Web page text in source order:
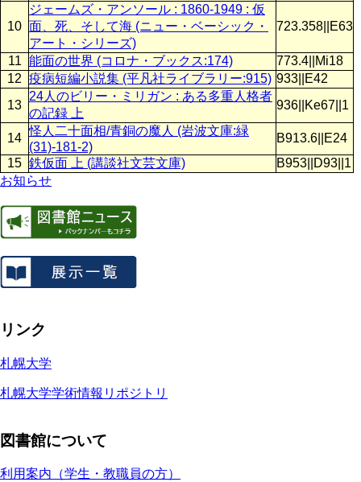
10
ジェームズ・アンソール : 1860-1949 : 仮
面、死、そして海 (ニュー・ベーシック・
アート・シリーズ)
723.358||E63
11 能面の世界 (コロナ・ブックス:174)
773.4||Mi18
12 疫病短編小説集 (平凡社ライブラリー:915) 933||E42
13
24人のビリー・ミリガン : ある多重人格者
の記録 上
936||Ke67||1
14
怪人二十面相/青銅の魔人 (岩波文庫:緑
(31)-181-2)
B913.6||E24
15 鉄仮面 上 (講談社文芸文庫)
B953||D93||1
お知らせ
リンク
札幌大学
札幌大学学術情報リポジトリ
図書館について
利用案内（学生・教職員の方）